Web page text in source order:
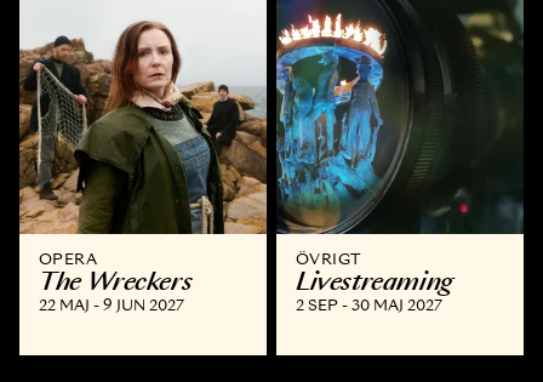
OPERA
The Wreckers
22 MAJ - 9 JUN 2027
ÖVRIGT
Livestreaming
2 SEP - 30 MAJ 2027